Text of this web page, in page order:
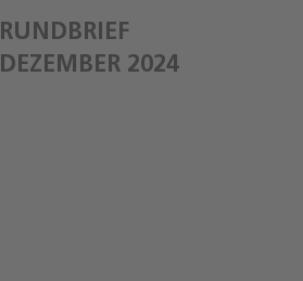
RUNDBRIEF
DEZEMBER 2024